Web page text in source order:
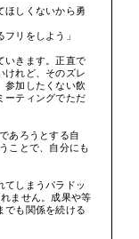
ほしくないから勇
リをしよう」
いきます。正直で
けれど、そのズレ
参加したくない飲
ーティングでただ
あろうとする自
ことで、自分にも
てしまうパラドッ
ません。成果や等
でも関係を続ける